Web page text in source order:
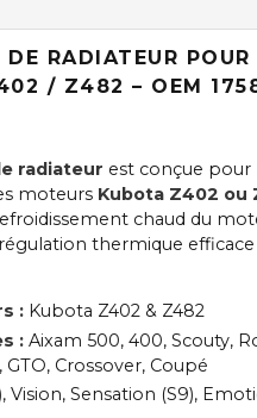
DE RADIATEUR
/ Z482 – OEM
radiateur est conçue pour
moteurs Kubota Z402 ou
chaud du
thermique
:Kubota Z402 & Z482
:Aixam 500, 400, Scouty,
Crossover, Coupé
Vision, Sensation (S9),